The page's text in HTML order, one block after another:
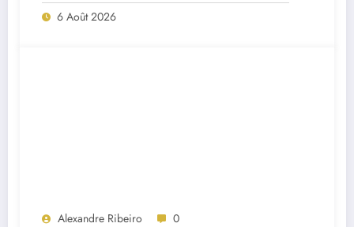
6 Août 2026
Alexandre Ribeiro 0